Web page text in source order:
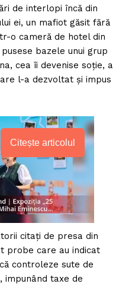
de interlopi încă din
ei, un mafiot găsit fără
o cameră de hotel din
bazele unui grup
cea îi devenise soție, a
l-a dezvoltat și impus
Citește articolul
citați de presa din
probe care au indicat
controleze sute de
taxe de